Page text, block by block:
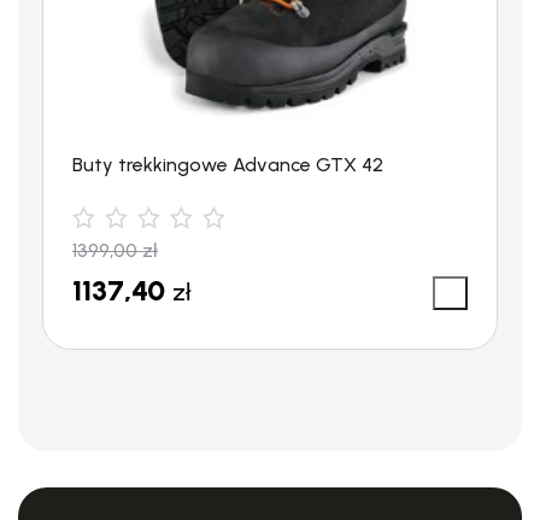
Buty trekkingowe Advance GTX 42
1399,00zł
1137,40 zł